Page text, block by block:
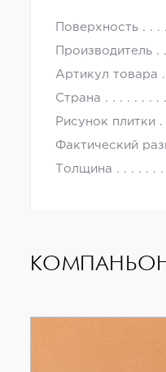
Поверхность
Производитель
Артикул товара
Страна
Рисунок плитки
Фактический
Толщина
Коллекция Levels
производства —
Артикул товара:
Комментарии